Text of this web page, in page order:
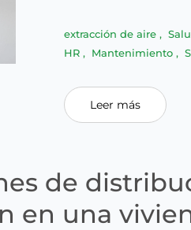
extracción de aire ,
HR , Mantenimiento ,
Leer más
de
en una